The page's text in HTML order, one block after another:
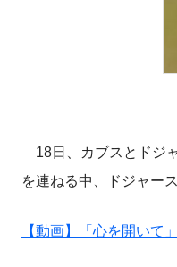
18日、カブスとドジ
を連ねる中、ドジャー
【動画】「心を開いて